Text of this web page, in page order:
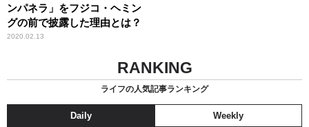
ンパネラ」をフジコ・ヘミン
グの前で披露した理由とは？
2020.02.13
RANKING
ライフの人気記事ランキング
Daily Weekly